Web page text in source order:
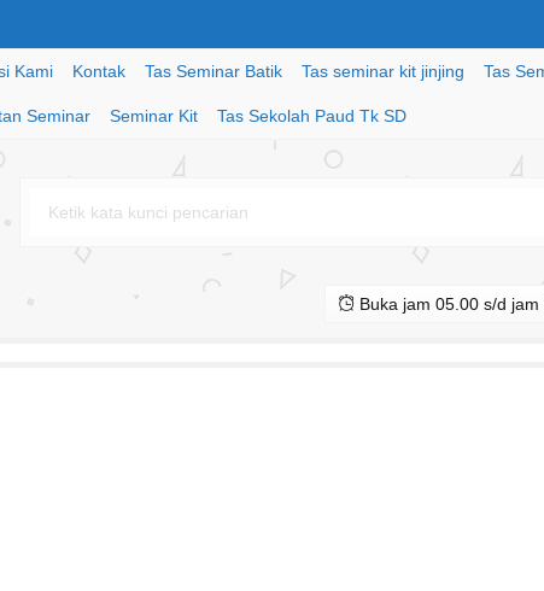
Kami Kontak Tas Seminar Batik Tas seminar kit jinjing Tas
Seminar Seminar Kit Tas Sekolah Paud Tk SD
Buka jam 05.00 s/d